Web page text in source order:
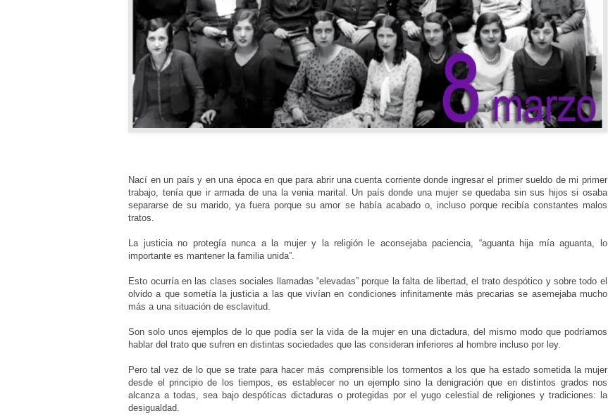
Nací en un país y en una época en que para abrir una cuenta corriente donde ingresar el primer sueldo de mi primer
trabajo, tenía que ir armada de una la venia marital. Un país donde una mujer se quedaba sin sus hijos si osaba
separarse de su marido, ya fuera porque su amor se había acabado o, incluso porque recibía constantes malos
tratos.
La justicia no protegía nunca a la mujer y la religión le aconsejaba paciencia, “aguanta hija mía aguanta, lo
importante es mantener la familia unida”.
Esto ocurría en las clases sociales llamadas “elevadas” porque la falta de libertad, el trato despótico y sobre todo el
olvido a que sometía la justicia a las que vivían en condiciones infinitamente más precarias se asemejaba mucho
más a una situación de esclavitud.
Son solo unos ejemplos de lo que podía ser la vida de la mujer en una dictadura, del mismo modo que podríamos
hablar del trato que sufren en distintas sociedades que las consideran inferiores al hombre incluso por ley.
Pero tal vez de lo que se trate para hacer más comprensible los tormentos a los que ha estado sometida la mujer
desde el principio de los tiempos, es establecer no un ejemplo sino la denigración que en distintos grados nos
alcanza a todas, sea bajo despóticas dictaduras o protegidas por el yugo celestial de religiones y tradiciones: la
desigualdad.